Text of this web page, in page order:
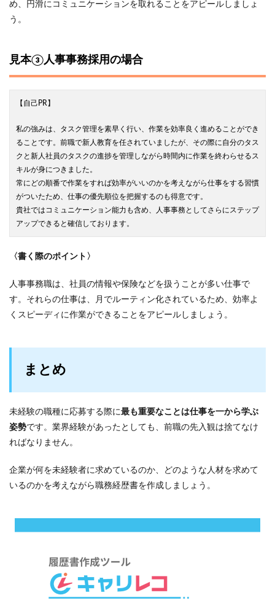
め、円滑にコミュニケーションを取れることをアピールしましょ
う。
見本③人事事務採用の場合
【自己PR】
私の強みは、タスク管理を素早く行い、作業を効率良く進めることができ
ることです。前職で新人教育を任されていましたが、その際に自分のタス
クと新人社員のタスクの進捗を管理しながら時間内に作業を終わらせるス
キルが身につきました。
常にどの順番で作業をすれば効率がいいのかを考えながら仕事をする習慣
がついたため、仕事の優先順位を把握するのも得意です。
貴社ではコミュニケーション能力も含め、人事事務としてさらにステップ
アップできると確信しております。
〈書く際のポイント〉
人事事務職は、社員の情報や保険などを扱うことが多い仕事で
す。それらの仕事は、月でルーティン化されているため、効率よ
くスピーディに作業ができることをアピールしましょう。
まとめ
未経験の職種に応募する際に最も重要なことは仕事を一から学ぶ
姿勢です。業界経験があったとしても、前職の先入観は捨てなけ
ればなりません。
企業が何を未経験者に求めているのか、どのような人材を求めて
いるのかを考えながら職務経歴書を作成しましょう。